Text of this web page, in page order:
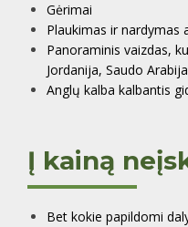
Gėrimai
Plaukimas ir nardymas
Panoraminis vaizdas,
Jordanija, Saudo
Anglų kalba kalbantis
Į kainą
Bet kokie papildomi